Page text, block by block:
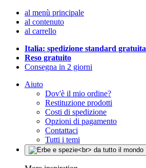
al menù principale
al contenuto
al carrello
Italia: spedizione standard gratuita
Reso gratuito
Consegna in 2 giorni
Aiuto
Dov'è il mio ordine?
Restituzione prodotti
Costi di spedizione
Opzioni di pagamento
Contattaci
Tutti i temi